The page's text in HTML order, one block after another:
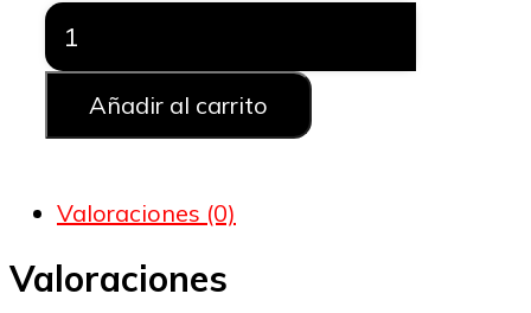
Snack
de
PREMIO
Catnip
Chicken
Gato
Añadir al carrito
Valoraciones (0)
Valoraciones